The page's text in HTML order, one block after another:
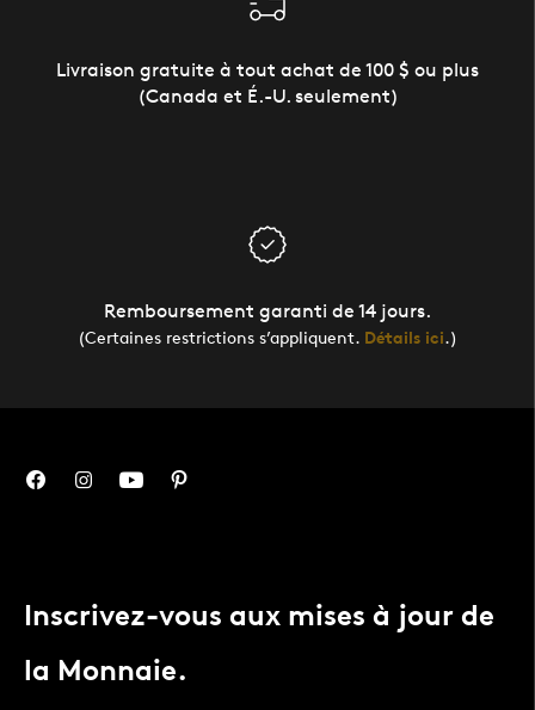
Livraison gratuite à tout achat de 100 $ ou plus
(Canada et É.-U. seulement)
Remboursement garanti de 14 jours.
(Certaines restrictions s’appliquent. Détails ici.)
Inscrivez-vous aux mises à jour de
la Monnaie.